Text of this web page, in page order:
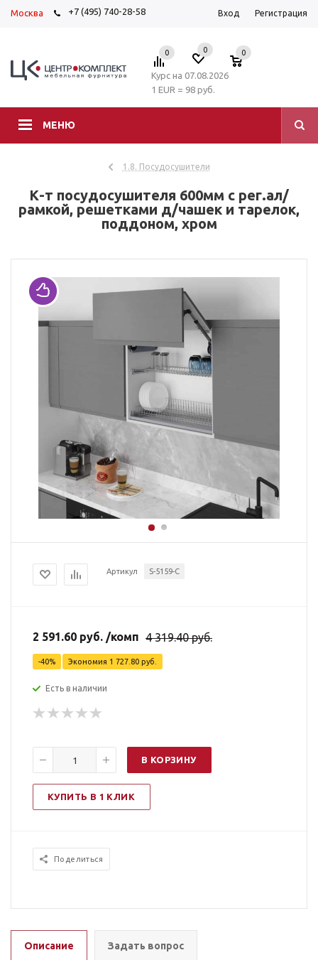
Москва +7 (495) 740-28-58 Вход Регистрация
МЕНЮ
0 0 0
Курс на 07.08.2026
1 EUR = 98 руб.
1.8. Посудосушители
К-т посудосушителя 600мм с рег.ал/
рамкой, решетками д/чашек и тарелок,
поддоном, хром
Артикул S-5159-C
2 591.60 руб. /комп 4 319.40руб.
-40% Экономия 1 727.80 руб.
Есть в наличии
В КОРЗИНУ
КУПИТЬ В 1 КЛИК
Поделиться
Описание Задать вопрос